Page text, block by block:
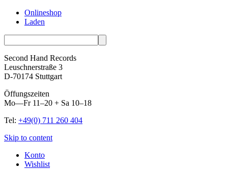
Onlineshop
Laden
Second Hand Records
Leuschnerstraße 3
D-70174 Stuttgart
Öffungszeiten
Mo—Fr 11–20 + Sa 10–18
Tel: +49(0) 711 260 404
Skip to content
Konto
Wishlist